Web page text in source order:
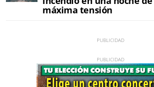
máxima tensión